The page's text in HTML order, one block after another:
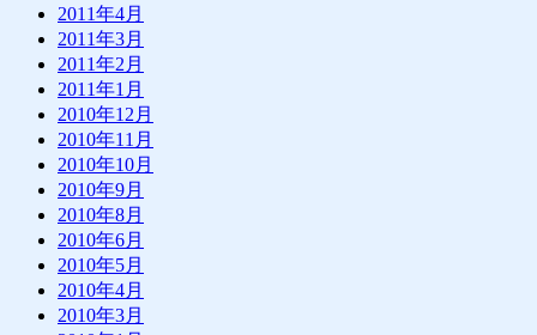
2011年4月
2011年3月
2011年2月
2011年1月
2010年12月
2010年11月
2010年10月
2010年9月
2010年8月
2010年6月
2010年5月
2010年4月
2010年3月